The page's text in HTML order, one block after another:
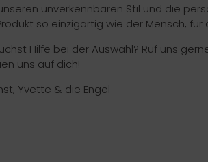
unverkennbaren Stil und die
so einzigartig wie der Mensch,
Hilfe bei der Auswahl? Ruf uns
uns auf dich!
Yvette & die Engel